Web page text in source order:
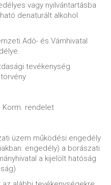
vagy nyilvántartásba
denaturált alkohol
Adó- és Vámhivatal
tevékenység
Korm. rendelet
üzem működési engedély
engedély) a borászati
a kijelölt hatóság